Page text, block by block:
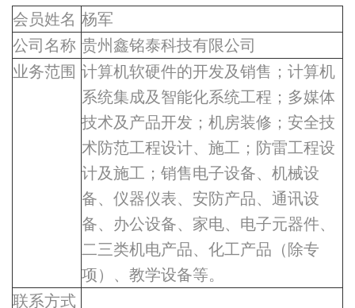
会员姓名 杨军
公司名称 贵州鑫铭泰科技有限公司
业务范围 计算机软硬件的开发及销售；计算机
系统集成及智能化系统工程；多媒体
技术及产品开发；机房装修；安全技
术防范工程设计、施工；防雷工程设
计及施工；销售电子设备、机械设
备、仪器仪表、安防产品、通讯设
备、办公设备、家电、电子元器件、
二三类机电产品、化工产品（除专
项）、教学设备等。
联系方式